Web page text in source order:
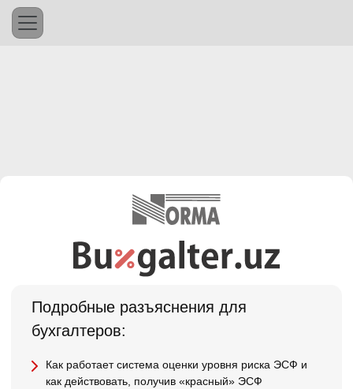
Подробные разъяснения для
бухгалтеров:
Как работает система оценки уровня риска ЭСФ и
как действовать, получив «красный» ЭСФ